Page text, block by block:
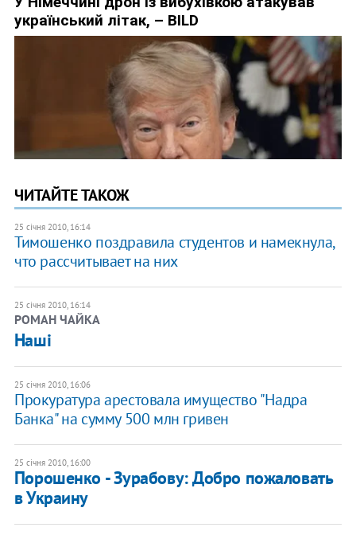
ЧИТАЙТЕ ТАКОЖ
25 січня 2010, 16:14
Тимошенко поздравила студентов и намекнула,
что рассчитывает на них
25 січня 2010, 16:14
РОМАН ЧАЙКА
Наші
25 січня 2010, 16:06
Прокуратура арестовала имущество "Надра
Банка" на сумму 500 млн гривен
25 січня 2010, 16:00
Порошенко - Зурабову: Добро пожаловать
в Украину